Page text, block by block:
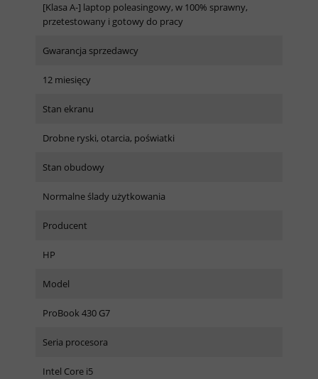
[Klasa A-] laptop poleasingowy, w 100% sprawny,
przetestowany i gotowy do pracy
Gwarancja sprzedawcy
12 miesięcy
Stan ekranu
Drobne ryski, otarcia, poświatki
Stan obudowy
Normalne ślady użytkowania
Producent
HP
Model
ProBook 430 G7
Seria procesora
Intel Core i5